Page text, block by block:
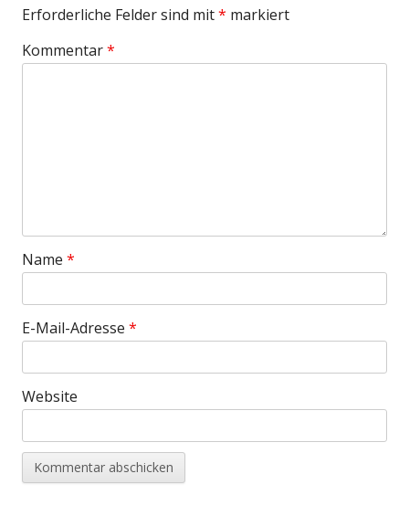
Erforderliche Felder sind mit* markiert
Kommentar*
Name *
E-Mail-Adresse *
Website